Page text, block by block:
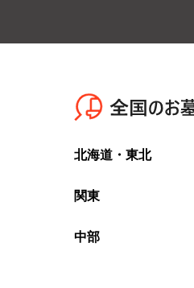
北海道・東北
関東
中部